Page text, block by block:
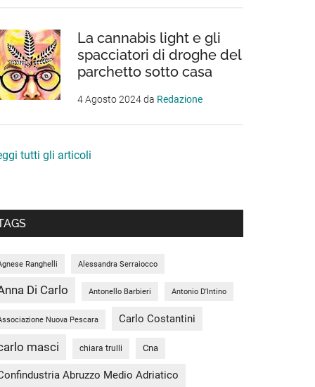
La cannabis light e gli
spacciatori di droghe del
parchetto sotto casa
4 Agosto 2024da Redazione
tutti gli articoli
Ranghelli Alessandra Serraiocco
Di Carlo Antonello Barbieri Antonio D'Intino
Nuova Pescara Carlo Costantini
masci chiara trulli Cna
Abruzzo Medio Adriatico